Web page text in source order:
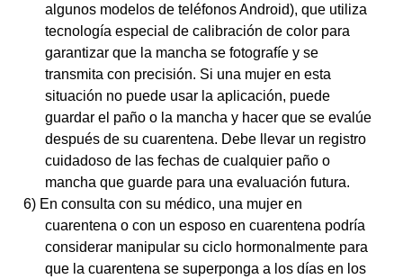
algunos modelos de teléfonos Android), que utiliza
tecnología especial de calibración de color para
garantizar que la mancha se fotografíe y se
transmita con precisión. Si una mujer en esta
situación no puede usar la aplicación, puede
guardar el paño o la mancha y hacer que se evalúe
después de su cuarentena. Debe llevar un registro
cuidadoso de las fechas de cualquier paño o
mancha que guarde para una evaluación futura.
6) En consulta con su médico, una mujer en
cuarentena o con un esposo en cuarentena podría
considerar manipular su ciclo hormonalmente para
que la cuarentena se superponga a los días en los